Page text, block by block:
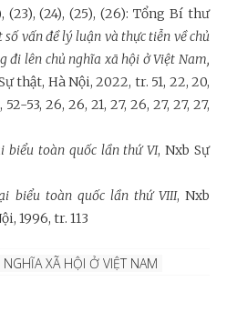
(23), (24), (25), (26): Tổng Bí thư
số vấn đề lý luận và thực tiễn về chủ
đi lên chủ nghĩa xã hội ở Việt Nam,
thật, Hà Nội, 2022, tr. 51, 22, 20,
52-53, 26, 26, 21, 27, 26, 27, 27, 27,
biểu toàn quốc lần thứ VI, Nxb Sự
biểu toàn quốc lần thứ VIII, Nxb
1996, tr. 113
XÃ HỘI Ở VIỆT NAM